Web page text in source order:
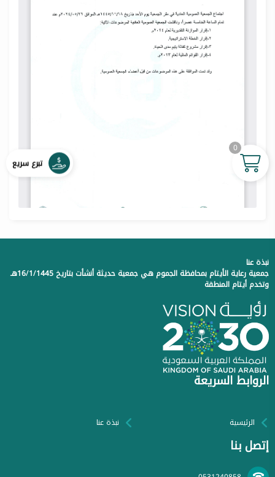
نبذة عنا
جمعية رعاية الأيتام بمحافظة الجموم هي جمعية حديثة أنشأت بتاريخ 16/1/1445هـ
وتخدم أيتام المنطقة
الروابط السريعة
الرئيسية نبذة عنا
إتصل بنا
تبرع سريع
0